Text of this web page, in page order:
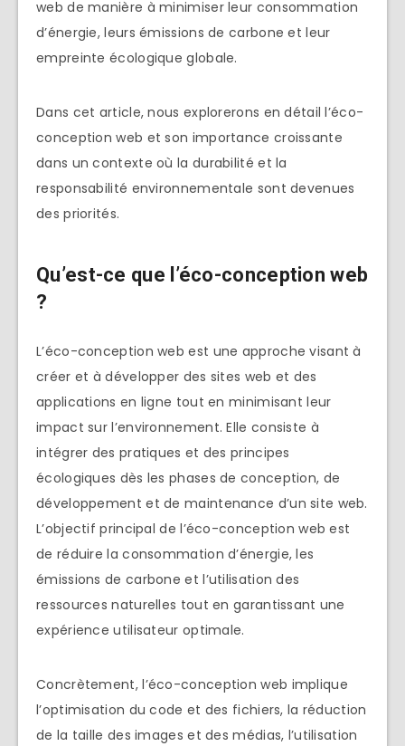
web de manière à minimiser leur consommation
d’énergie, leurs émissions de carbone et leur
empreinte écologique globale.
Dans cet article, nous explorerons en détail l’éco-
conception web et son importance croissante
dans un contexte où la durabilité et la
responsabilité environnementale sont devenues
des priorités.
Qu’est-ce que l’éco-conception web
?
L’éco-conception web est une approche visant à
créer et à développer des sites web et des
applications en ligne tout en minimisant leur
impact sur l’environnement. Elle consiste à
intégrer des pratiques et des principes
écologiques dès les phases de conception, de
développement et de maintenance d’un site web.
L’objectif principal de l’éco-conception web est
de réduire la consommation d’énergie, les
émissions de carbone et l’utilisation des
ressources naturelles tout en garantissant une
expérience utilisateur optimale.
Concrètement, l’éco-conception web implique
l’optimisation du code et des fichiers, la réduction
de la taille des images et des médias, l’utilisation